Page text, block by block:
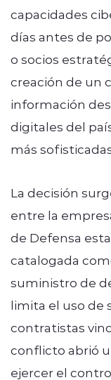
capacidades
días antes de
o socios
creación de un
información
digitales del
más
La decisión
entre la
de Defensa
catalogada
suministro de
limita el uso de
contratistas
conflicto abrió
ejercer el